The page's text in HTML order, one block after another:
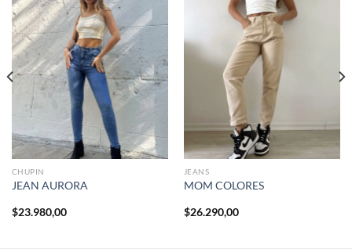
CHUPIN
JEAN AURORA
$23.980,00
JEANS
MOM COLORES
$26.290,00